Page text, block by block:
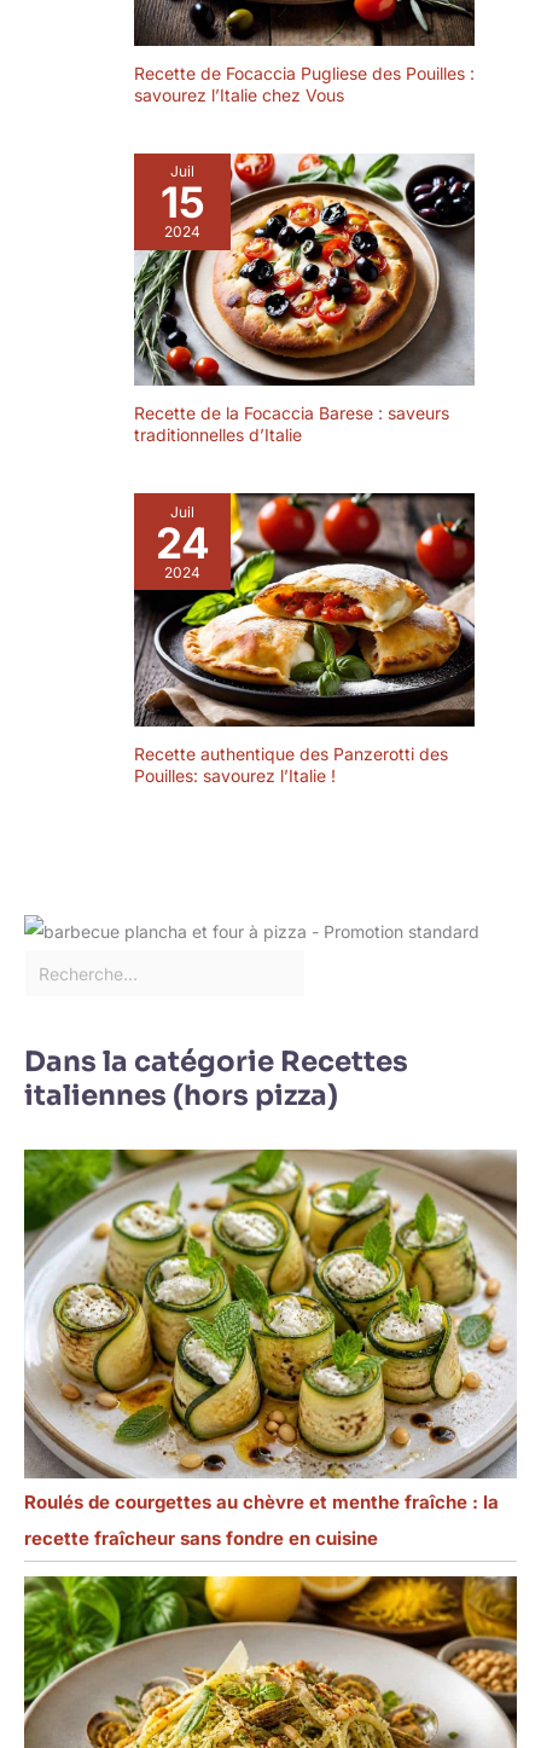
ml de capacité est
optimale pour les
bouillonnants et
plus encore, tout en
chaleur
efficacement
Entretien facile : en
plus d'être pratique
pour cuisiner, son
design permet un
nettoyage facile,
passe au lave-
vaisselle et facilite
l'entretien quotidien
dans la cuisine
Recette de Focaccia Pugliese des Pouilles :
savourez l’Italie chez Vous
Juil
15
2024
Recette de la Focaccia Barese : saveurs
traditionnelles d’Italie
Juil
24
2024
Recette authentique des Panzerotti des
Pouilles: savourez l’Italie !
Dans la catégorie Recettes
italiennes (hors pizza)
Roulés de courgettes au chèvre et menthe fraîche : la
recette fraîcheur sans fondre en cuisine